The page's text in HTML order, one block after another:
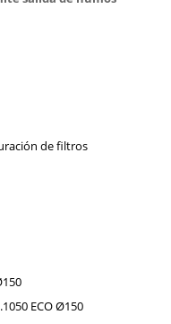
de filtros
ECO Ø150